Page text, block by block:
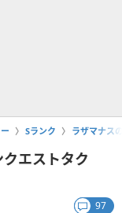
Sランク ラザマナス
エストタク
97